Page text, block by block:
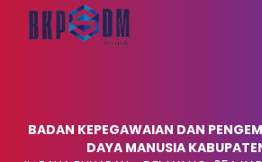
BADAN KEPEGAWAIAN DAN
DAYA MANUSIA